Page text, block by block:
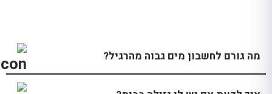
מה גורם לחשבון מים גבוה מהרגיל?